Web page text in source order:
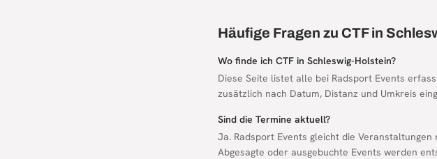
Häufige Fragen zu CTF in
Wo finde ich CTF in Schleswig-Holstein?
Diese Seite listet alle bei Radsport Events
zusätzlich nach Datum, Distanz und Umkreis
Sind die Termine aktuell?
Ja. Radsport Events gleicht die
Abgesagte oder ausgebuchte Events werden